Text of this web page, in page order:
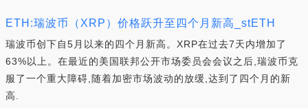
ETH:瑞波币（XRP）价格跃升至四个月新高_stETH
瑞波币创下自5月以来的四个月新高。XRP在过去7天内增加了
63%以上。在最近的美国联邦公开市场委员会会议之后,瑞波币克
服了一个重大障碍,随着加密市场波动的放缓,达到了四个月的新
高.